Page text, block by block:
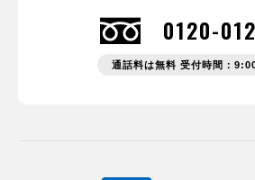
0120-
通話料は無料 受付時間：